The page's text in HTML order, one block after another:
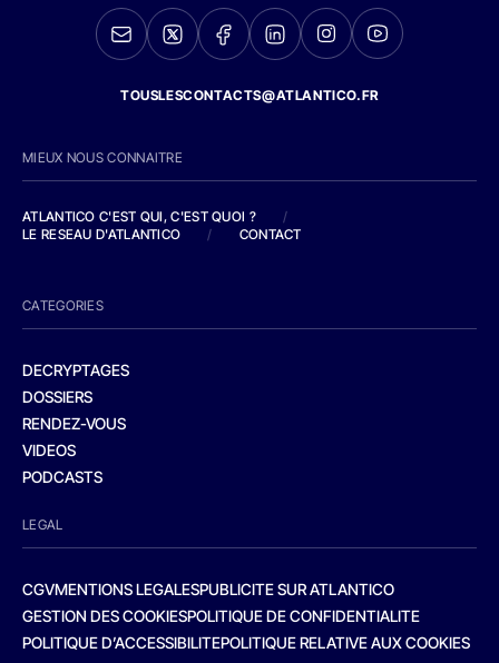
TOUSLESCONTACTS@ATLANTICO.FR
MIEUX NOUS CONNAITRE
ATLANTICO C'EST QUI, C'EST QUOI ?
/
LE RESEAU D'ATLANTICO
/ CONTACT
CATEGORIES
DECRYPTAGES
DOSSIERS
RENDEZ-VOUS
VIDEOS
PODCASTS
LEGAL
CGVMENTIONS LEGALESPUBLICITE SUR ATLANTICO
GESTION DES COOKIESPOLITIQUE DE CONFIDENTIALITE
POLITIQUE D’ACCESSIBILITEPOLITIQUE RELATIVE AUX COOKIES